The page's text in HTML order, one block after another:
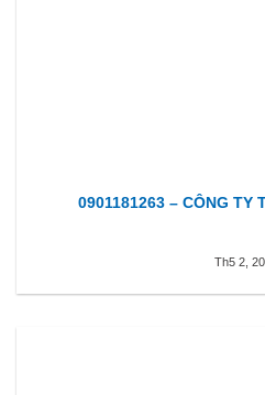
0901181263 – CÔNG TY
Th5 2,